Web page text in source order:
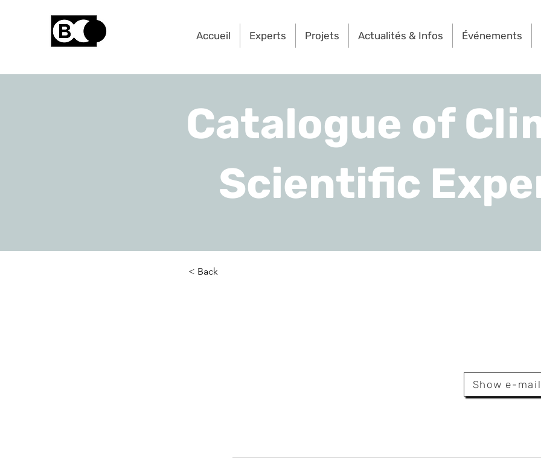
Accueil Experts Projets Actualités & Infos Événements
Catalogue of
Scientific
Show e-mail
< Back